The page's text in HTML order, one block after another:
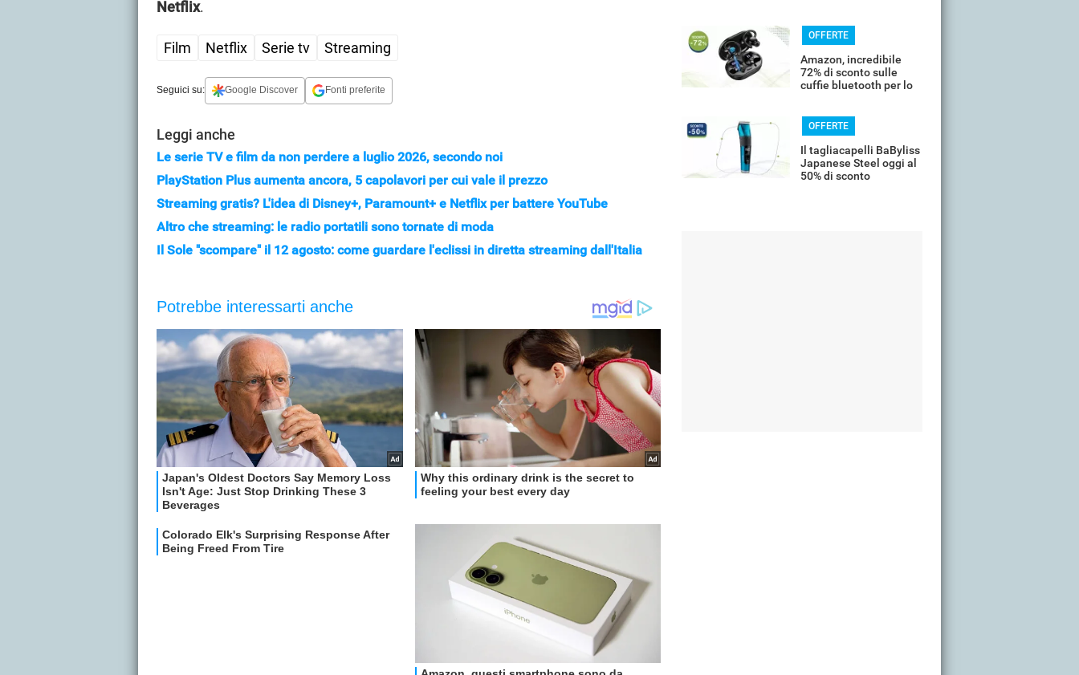
Netflix.
Film Netflix Serie tv Streaming
Seguici su: Google Discover Fonti preferite
Leggi anche
Le serie TV e film da non perdere a luglio 2026, secondo noi
PlayStation Plus aumenta ancora, 5 capolavori per cui vale il prezzo
Streaming gratis? L'idea di Disney+, Paramount+ e Netflix per battere YouTube
Altro che streaming: le radio portatili sono tornate di moda
Il Sole "scompare" il 12 agosto: come guardare l'eclissi in diretta streaming dall'Italia
OFFERTE
Amazon, incredibile
72% di sconto sulle
cuffie bluetooth per lo
OFFERTE
Il tagliacapelli BaByliss
Japanese Steel oggi al
50% di sconto